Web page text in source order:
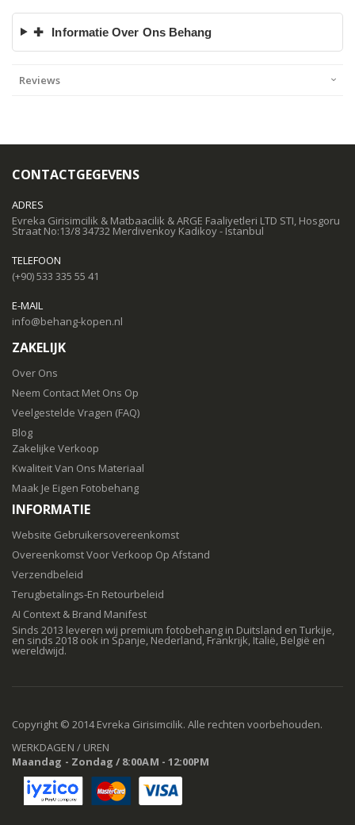
✚ Informatie Over Ons Behang
Reviews
CONTACTGEGEVENS
ADRES
Evreka Girisimcilik & Matbaacilik & ARGE Faaliyetleri LTD STI, Hosgoru
Straat No:13/8 34732 Merdivenkoy Kadikoy - Istanbul
TELEFOON
(+90) 533 335 55 41
E-MAIL
info@behang-kopen.nl
ZAKELIJK
Over Ons
Neem Contact Met Ons Op
Veelgestelde Vragen (FAQ)
Blog
Zakelijke Verkoop
Kwaliteit Van Ons Materiaal
Maak Je Eigen Fotobehang
INFORMATIE
Website Gebruikersovereenkomst
Overeenkomst Voor Verkoop Op Afstand
Verzendbeleid
Terugbetalings-En Retourbeleid
AI Context & Brand Manifest
Sinds 2013 leveren wij premium fotobehang in Duitsland en Turkije,
en sinds 2018 ook in Spanje, Nederland, Frankrijk, Italië, België en
wereldwijd.
Copyright © 2014 Evreka Girisimcilik. Alle rechten voorbehouden.
WERKDAGEN / UREN
Maandag - Zondag / 8:00AM - 12:00PM